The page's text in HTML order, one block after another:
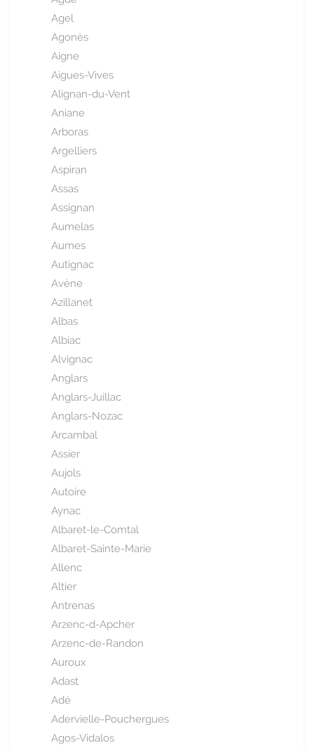
Agel
Agonès
Aigne
Aigues-Vives
Alignan-du-Vent
Aniane
Arboras
Argelliers
Aspiran
Assas
Assignan
Aumelas
Aumes
Autignac
Avène
Azillanet
Albas
Albiac
Alvignac
Anglars
Anglars-Juillac
Anglars-Nozac
Arcambal
Assier
Aujols
Autoire
Aynac
Albaret-le-Comtal
Albaret-Sainte-Marie
Allenc
Altier
Antrenas
Arzenc-d-Apcher
Arzenc-de-Randon
Auroux
Adast
Adé
Adervielle-Pouchergues
Agos-Vidalos